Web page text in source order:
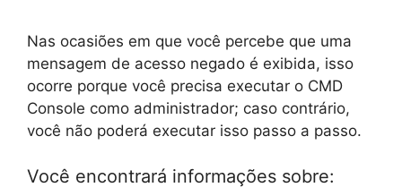
Nas ocasiões em que você percebe que uma
mensagem de acesso negado é exibida, isso
ocorre porque você precisa executar o CMD
Console como administrador; caso contrário,
você não poderá executar isso passo a passo.
Você encontrará informações sobre: